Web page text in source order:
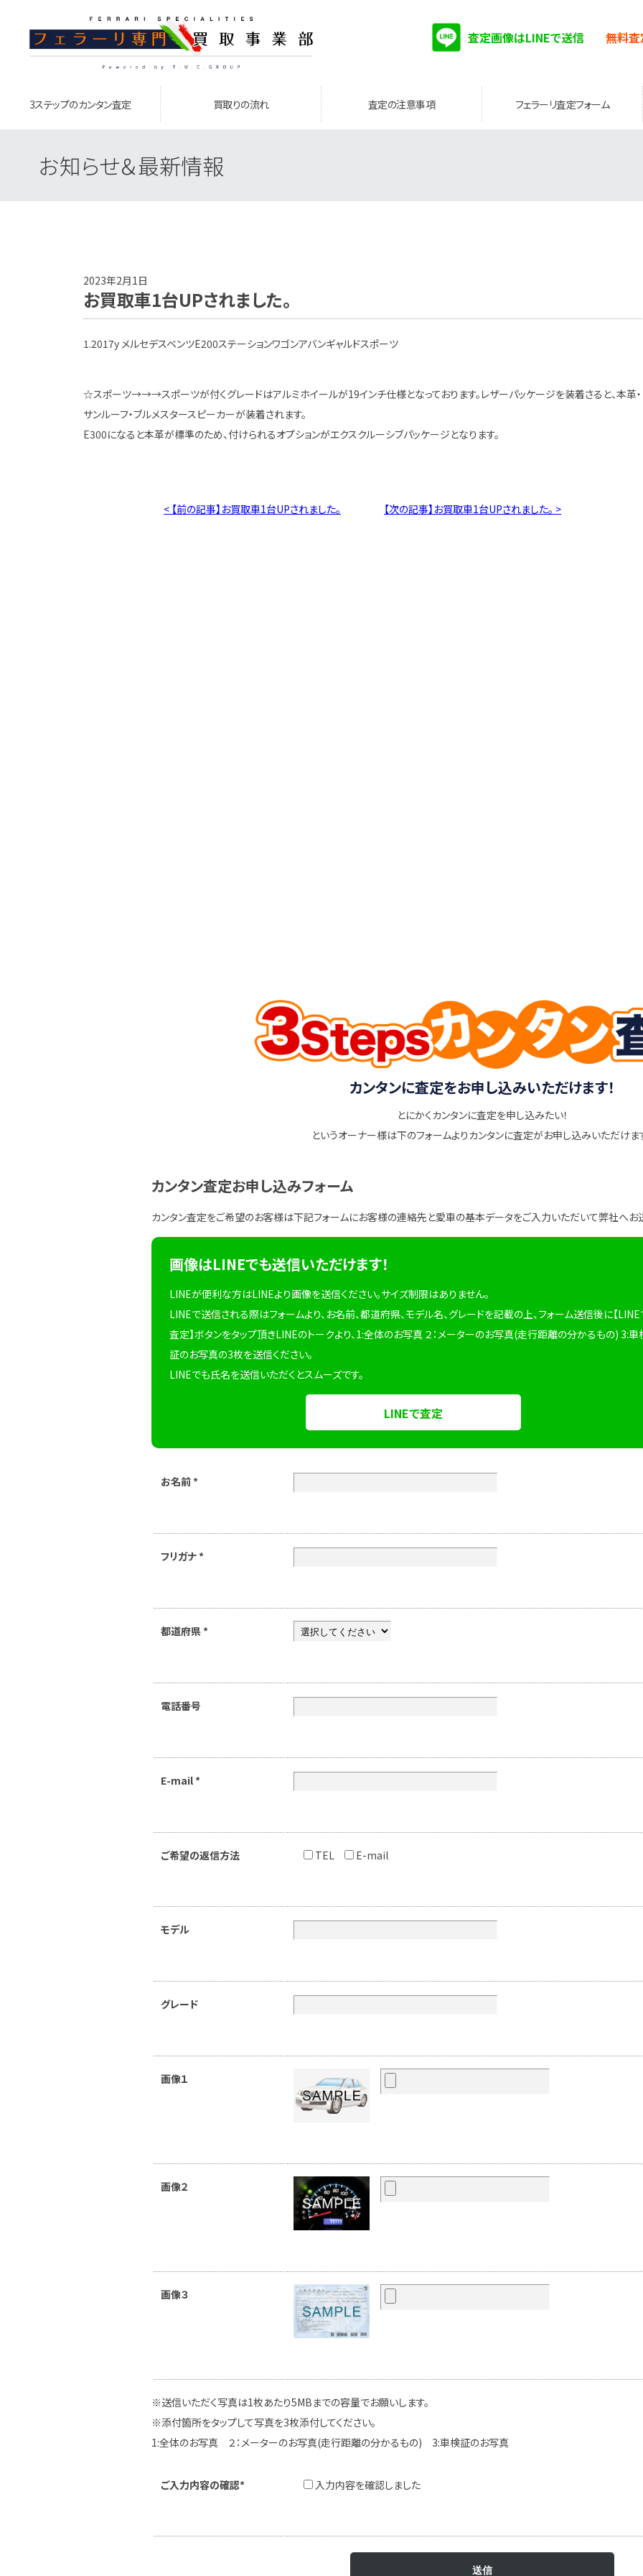
査定画像はLINEで送信 無料査
3ステップのカンタン査定 買取りの流れ 査定の注意事項 フェラーリ査定フォーム
お知らせ＆最新情報
2023年2月1日
お買取車1台UPされました。
1.2017y メルセデスベンツE200ステーションワゴンアバンギャルドスポーツ
☆スポーツ→→→スポーツが付くグレードはアルミホイールが19インチ仕様となっております。レザーパッケージを装着さると、本革・
サンルーフ・ブルメスタースピーカーが装着されます。
E300になると本革が標準のため、付けられるオプションがエクスクルーシブパッケージとなります。
< 【前の記事】お買取車1台UPされました。 【次の記事】お買取車1台UPされました。 >
カンタンに査定をお申し込みいただけます！
とにかくカンタンに査定を申し込みたい！
というオーナー様は下のフォームよりカンタンに査定がお申し込みいただけま
カンタン査定お申し込みフォーム
カンタン査定をご希望のお客様は下記フォームにお客様の連絡先と愛車の基本データをご入力いただいて弊社へお
画像はLINEでも送信いただけます！
LINEが便利な方はLINEより画像を送信ください。サイズ制限はありません。
LINEで送信される際はフォームより、お名前、都道府県、モデル名、グレードを記載の上、フォーム送信後に【LINE
査定】ボタンをタップ頂きLINEのトークより、1:全体のお写真 ２：メーターのお写真(走行距離の分かるもの) 3:車
証のお写真の3枚を送信ください。
LINEでも氏名を送信いただくとスムーズです。
LINEで査定
お名前 *
フリガナ *
都道府県 *
電話番号
E-mail *
ご希望の返信方法 TEL E-mail
モデル
グレード
画像１
画像２
画像３
※送信いただく写真は1枚あたり5MBまでの容量でお願いします。
※添付箇所をタップして写真を3枚添付してください。
1:全体のお写真 ２：メーターのお写真(走行距離の分かるもの) 3:車検証のお写真
ご入力内容の確認* 入力内容を確認しました